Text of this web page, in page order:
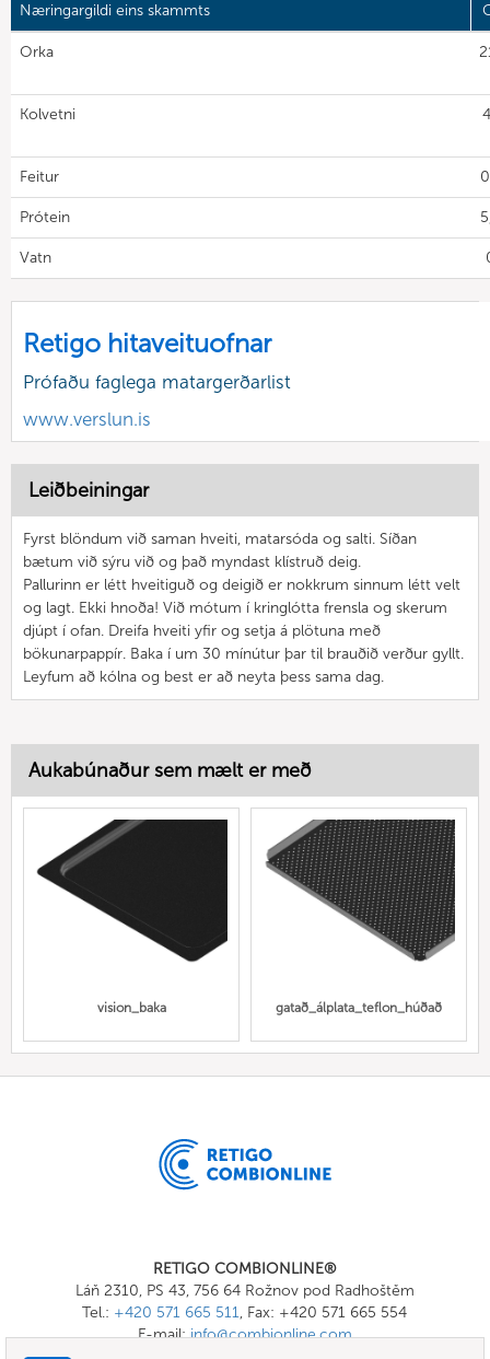
Næringargildi eins skammts
Orka
Kolvetni
Feitur
Prótein
Vatn
Retigo hitaveituofnar
Prófaðu faglega matargerðarlist
www.verslun.is
Leiðbeiningar
Fyrst blöndum við saman hveiti, matarsóda og salti. Síðan
bætum við sýru við og það myndast klístruð deig.
Pallurinn er létt hveitiguð og deigið er nokkrum sinnum létt velt
og lagt. Ekki hnoða! Við mótum í kringlótta frensla og skerum
djúpt í ofan. Dreifa hveiti yfir og setja á plötuna með
bökunarpappír. Baka í um 30 mínútur þar til brauðið verður gyllt.
Leyfum að kólna og best er að neyta þess sama dag.
Aukabúnaður sem mælt er með
vision_baka gatað_álplata_teflon_húðað
RETIGO COMBIONLINE®
Láň 2310, PS 43, 756 64 Rožnov pod Radhoštěm
Tel.: +420 571 665 511, Fax: +420 571 665 554
E-mail:info@combionline.com